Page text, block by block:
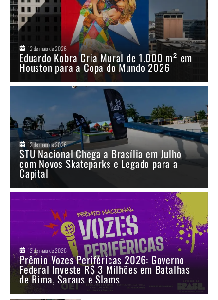
12 de maio de 2026
Eduardo Kobra Cria Mural de 1.000 m² em
Houston para a Copa do Mundo 2026
12 de maio de 2026
STU Nacional Chega a Brasília em Julho
com Novos Skateparks e Legado para a
Capital
12 de maio de 2026
Prêmio Vozes Periféricas 2026: Governo
Federal Investe R$ 3 Milhões em Batalhas
de Rima, Saraus e Slams